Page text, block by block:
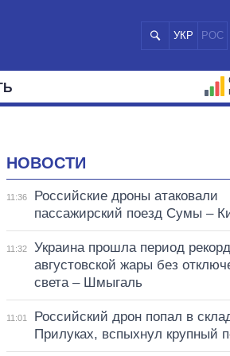
УКР РОС
НОВОСТИ
11:36
Российские дроны атаковали
пассажирский поезд Сумы –
11:32
Украина прошла период
августовской жары без
света – Шмыгаль
11:01
Российский дрон попал в
Прилуках, вспыхнул крупный